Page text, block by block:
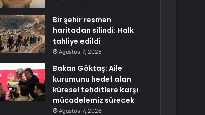
Bir şehir resmen
haritadan silindi: Halk
tahliye edildi
Ağustos 7, 2026
Bakan Göktaş: Aile
kurumunu hedef alan
küresel tehditlere karşı
mücadelemiz sürecek
Ağustos 7, 2026